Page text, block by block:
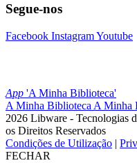
Segue-nos
Facebook InstagramYoutube
App 'A Minha Biblioteca'
A Minha Biblioteca A Minha
2026 Libware - Tecnologias
os Direitos Reservados
Condições de Utilização |
FECHAR